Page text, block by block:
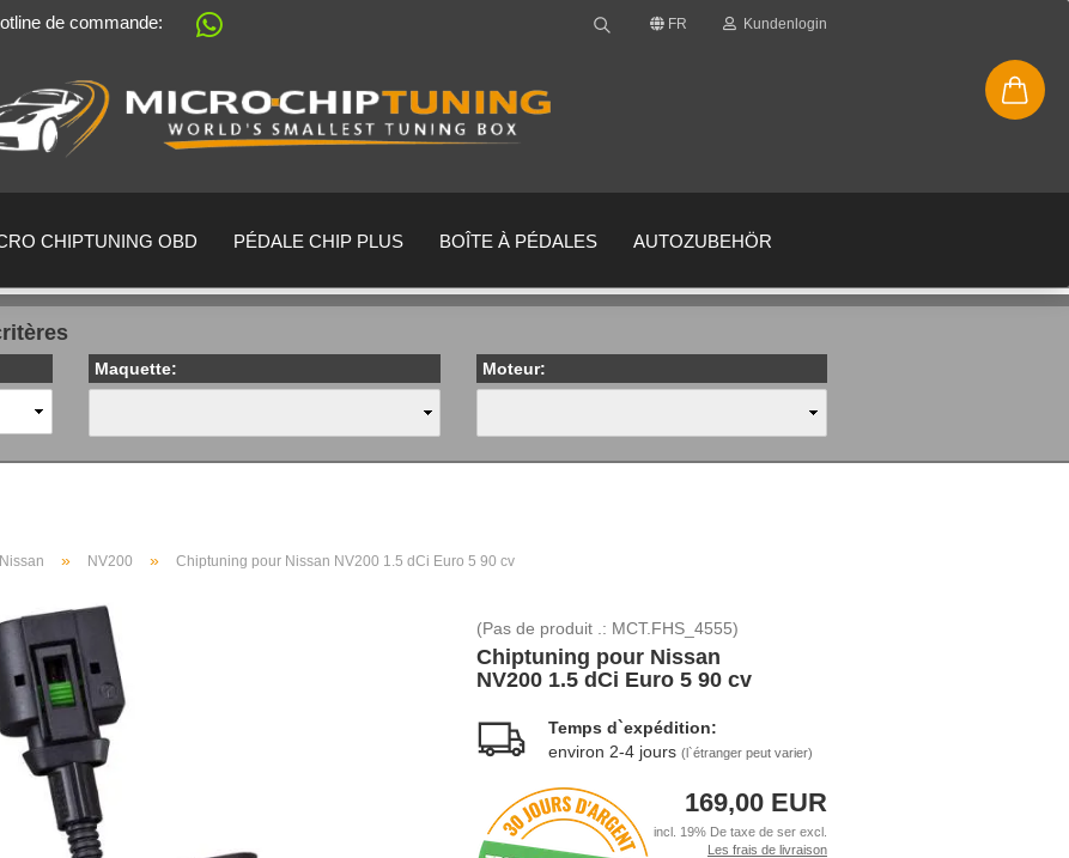
de commande: FR
Sprache auswählen
Kundenlogin
Mot de passe oublié?
CHIPTUNING OBD PÉDALE CHIP PLUS BOÎTE À PÉDALES AUTOZUBEHÖR
Maquette: Moteur:
Nissan » NV200 » Chiptuning pour Nissan NV200 1.5 dCi Euro 5 90 cv
(Pas de produit .: MCT.FHS_4555)
Chiptuning pour Nissan
NV200 1.5 dCi Euro 5 90 cv
Temps d`expédition:
environ 2-4 jours (l`étranger peut varier)
169,00 EUR
incl. 19% De taxe de ser excl.
Les frais de livraison